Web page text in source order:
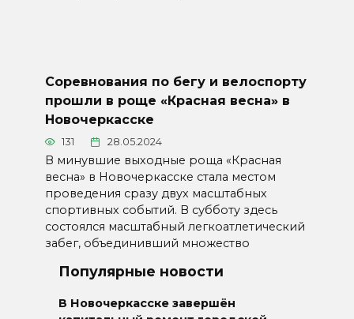
Соревнования по бегу и велоспорту
прошли в роще «Красная весна» в
Новочеркасске
131 28.05.2024
В минувшие выходные роща «Красная
весна» в Новочеркасске стала местом
проведения сразу двух масштабных
спортивных событий. В субботу здесь
состоялся масштабный легкоатлетический
забег, объединивший множество
Популярные новости
В Новочеркасске завершён